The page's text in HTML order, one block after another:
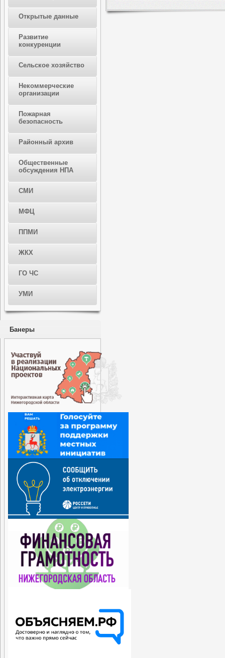
Открытые данные
Развитие
конкуренции
Сельское хозяйство
Некоммерческие
организации
Пожарная
безопасность
Районный архив
Общественные
обсуждения НПА
СМИ
МФЦ
ППМИ
ЖКХ
ГО ЧС
УМИ
Банеры